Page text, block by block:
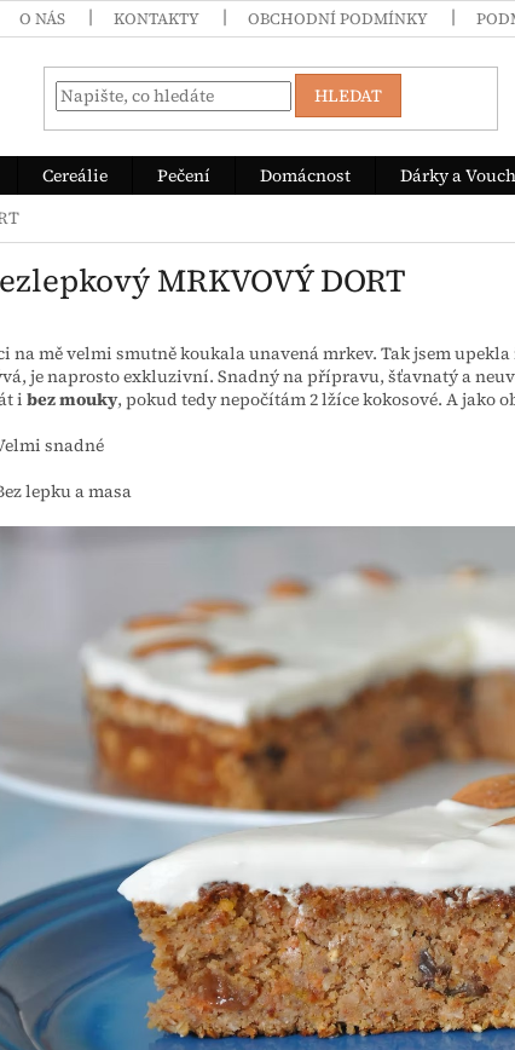
O NÁS KONTAKTY OBCHODNÍ PODMÍNKY
HLEDAT
Cereálie Pečení Domácnost Dárky a
MRKVOVÝ DORT
na mě velmi smutně koukala unavená mrkev. Tak jsem
je naprosto exkluzivní. Snadný na přípravu, šťavnatý a
i bez mouky, pokud tedy nepočítám 2 lžíce kokosové. A jako
snadné
lepku a masa